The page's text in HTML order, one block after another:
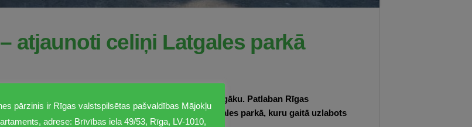
atjaunoti celiņi Latgales parkā
padarot to zaļāku un iedzīvotājiem draudzīgāku. Patlaban Rīgas
šogad plānotos celiņu atjaunošanas darbus Latgales parkā, kuru gaitā uzlabots
pārzinis ir Rīgas valstspilsētas pašvaldības Mājokļu
adrese: Brīvības iela 49/53, Rīga, LV-1010,